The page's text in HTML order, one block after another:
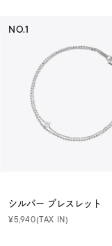
NO.1
シルバー ブレスレット
¥5,940(TAX IN)